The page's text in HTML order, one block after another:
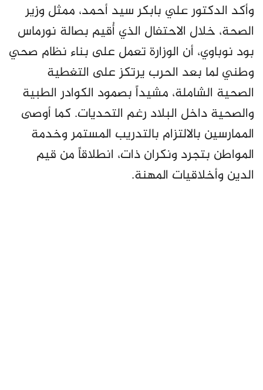
وأكد الدكتور علي بابكر سيد أحمد، ممثل وزير
الصحة، خلال الاحتفال الذي أُقيم بصالة نورماس
بود نوباوي، أن الوزارة تعمل على بناء نظام صحي
وطني لما بعد الحرب يرتكز على التغطية
الصحية الشاملة، مشيداً بصمود الكوادر الطبية
والصحية داخل البلاد رغم التحديات. كما أوصى
الممارسين بالالتزام بالتدريب المستمر وخدمة
المواطن بتجرد ونكران ذات، انطلاقاً من قيم
الدين وأخلاقيات المهنة.